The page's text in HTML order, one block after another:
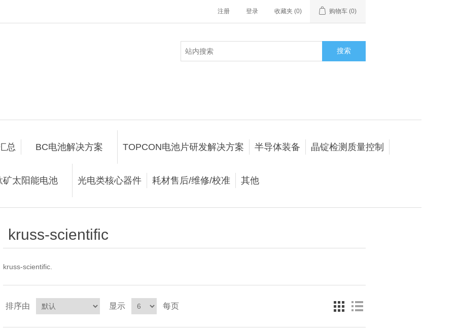
注册 登录 收藏夹 (0) 购物车 (0)
搜索
总 BC电池解决方案 TOPCON电池片研发解决方案 半导体装备 晶锭检测质量控制
矿太阳能电池 光电类核心器件 耗材售后/维修/校准 其他
kruss-scientific
kruss-scientific.
排序由 显示 每页